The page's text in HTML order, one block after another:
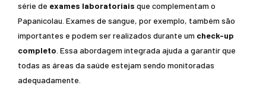
série de exames laboratoriais que complementam o
Papanicolau. Exames de sangue, por exemplo, também são
importantes e podem ser realizados durante um check-up
completo . Essa abordagem integrada ajuda a garantir que
todas as áreas da saúde estejam sendo monitoradas
adequadamente.